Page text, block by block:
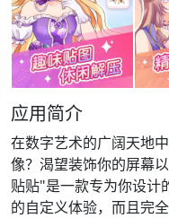
应用简介
在数字艺术的广阔天地
像？渴望装饰你的屏幕
贴贴"是一款专为你设计
的自定义体验，而且完